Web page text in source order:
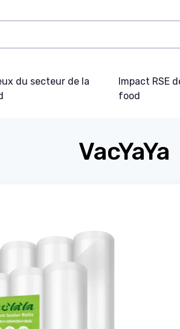
du secteur de la
Impact RSE
food
VacYaYa